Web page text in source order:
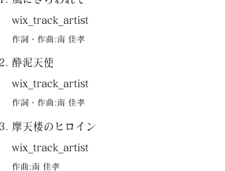
wix_track_artist
作詞・作曲:南 佳孝
酔泥天使
wix_track_artist
作詞・作曲:南 佳孝
摩天楼のヒロイン
wix_track_artist
作曲:南 佳孝